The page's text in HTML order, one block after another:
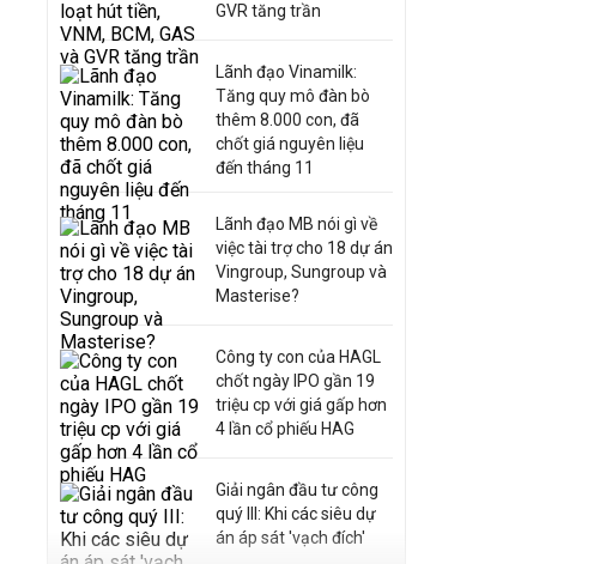
GVR tăng trần
Lãnh đạo Vinamilk:
Tăng quy mô đàn bò
thêm 8.000 con, đã
chốt giá nguyên liệu
đến tháng 11
Lãnh đạo MB nói gì về
việc tài trợ cho 18 dự án
Vingroup, Sungroup và
Masterise?
Công ty con của HAGL
chốt ngày IPO gần 19
triệu cp với giá gấp hơn
4 lần cổ phiếu HAG
Giải ngân đầu tư công
quý III: Khi các siêu dự
án áp sát 'vạch đích'